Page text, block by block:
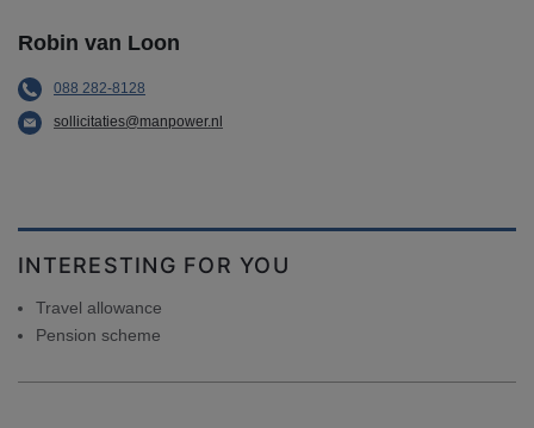
Robin van Loon
088 282-8128
sollicitaties@manpower.nl
INTERESTING FOR YOU
Travel allowance
Pension scheme